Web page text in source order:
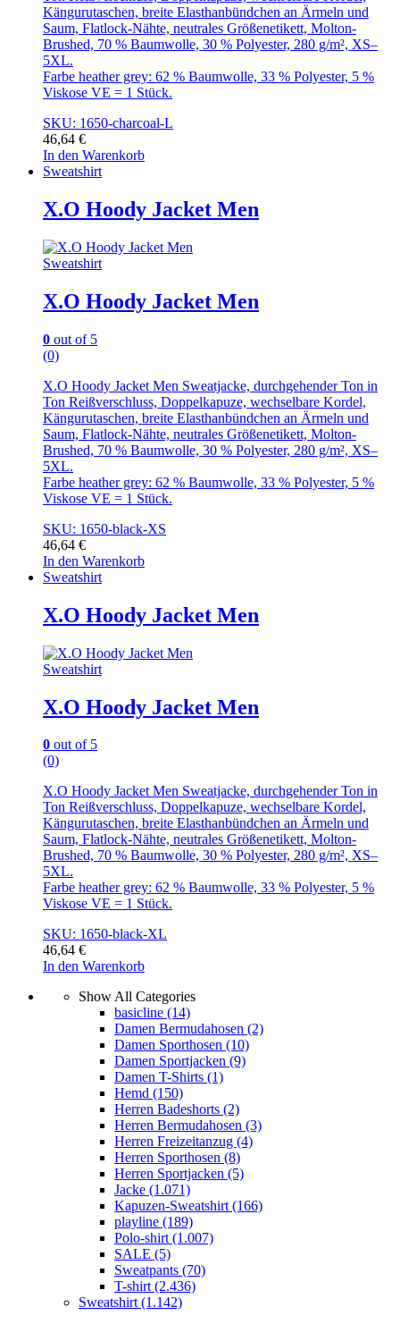
Kängurutaschen, breite Elasthanbündchen an Ärmeln und
Saum, Flatlock-Nähte, neutrales Größenetikett, Molton-
Brushed, 70 % Baumwolle, 30 % Polyester, 280 g/m², XS–
5XL.
Farbe heather grey: 62 % Baumwolle, 33 % Polyester, 5 %
Viskose VE = 1 Stück.
SKU: 1650-charcoal-L
46,64 €
In den Warenkorb
Sweatshirt
X.O Hoody Jacket Men
Sweatshirt
X.O Hoody Jacket Men
0 out of 5
(0)
X.O Hoody Jacket Men Sweatjacke, durchgehender Ton in
Ton Reißverschluss, Doppelkapuze, wechselbare Kordel,
Kängurutaschen, breite Elasthanbündchen an Ärmeln und
Saum, Flatlock-Nähte, neutrales Größenetikett, Molton-
Brushed, 70 % Baumwolle, 30 % Polyester, 280 g/m², XS–
5XL.
Farbe heather grey: 62 % Baumwolle, 33 % Polyester, 5 %
Viskose VE = 1 Stück.
SKU: 1650-black-XS
46,64 €
In den Warenkorb
Sweatshirt
X.O Hoody Jacket Men
Sweatshirt
X.O Hoody Jacket Men
0 out of 5
(0)
X.O Hoody Jacket Men Sweatjacke, durchgehender Ton in
Ton Reißverschluss, Doppelkapuze, wechselbare Kordel,
Kängurutaschen, breite Elasthanbündchen an Ärmeln und
Saum, Flatlock-Nähte, neutrales Größenetikett, Molton-
Brushed, 70 % Baumwolle, 30 % Polyester, 280 g/m², XS–
5XL.
Farbe heather grey: 62 % Baumwolle, 33 % Polyester, 5 %
Viskose VE = 1 Stück.
SKU: 1650-black-XL
46,64 €
In den Warenkorb
Show All Categories
basicline (14)
Damen Bermudahosen (2)
Damen Sporthosen (10)
Damen Sportjacken (9)
Damen T-Shirts (1)
Hemd (150)
Herren Badeshorts (2)
Herren Bermudahosen (3)
Herren Freizeitanzug (4)
Herren Sporthosen (8)
Herren Sportjacken (5)
Jacke (1.071)
Kapuzen-Sweatshirt(166)
playline (189)
Polo-shirt(1.007)
SALE (5)
Sweatpants (70)
T-shirt(2.436)
Sweatshirt(1.142)